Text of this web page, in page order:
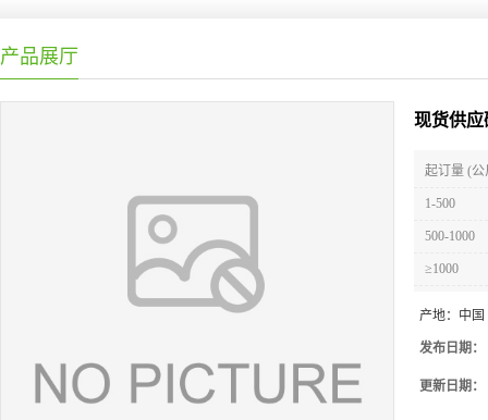
产品展厅
现货供应
起订量 (公
1-500
500-1000
≥1000
产地： 中国
发布日期：
更新日期：